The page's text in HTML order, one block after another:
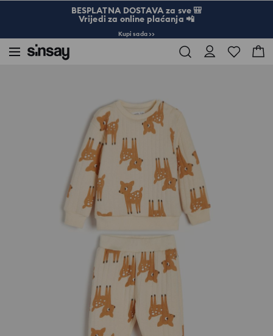
BESPLATNA DOSTAVA za sve 🎒
Vrijedi za online plaćanja 📲
Kupi sada >>